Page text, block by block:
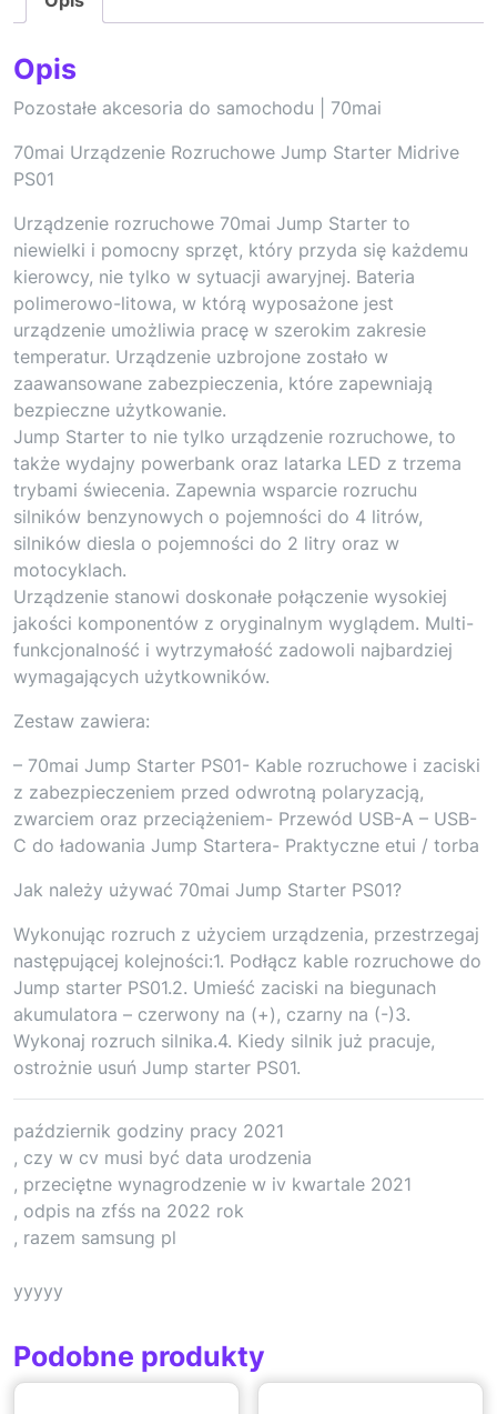
Opis
Pozostałe akcesoria do samochodu | 70mai
70mai Urządzenie Rozruchowe Jump Starter Midrive
PS01
Urządzenie rozruchowe 70mai Jump Starter to
niewielki i pomocny sprzęt, który przyda się każdemu
kierowcy, nie tylko w sytuacji awaryjnej. Bateria
polimerowo-litowa, w którą wyposażone jest
urządzenie umożliwia pracę w szerokim zakresie
temperatur. Urządzenie uzbrojone zostało w
zaawansowane zabezpieczenia, które zapewniają
bezpieczne użytkowanie.
Jump Starter to nie tylko urządzenie rozruchowe, to
także wydajny powerbank oraz latarka LED z trzema
trybami świecenia. Zapewnia wsparcie rozruchu
silników benzynowych o pojemności do 4 litrów,
silników diesla o pojemności do 2 litry oraz w
motocyklach.
Urządzenie stanowi doskonałe połączenie wysokiej
jakości komponentów z oryginalnym wyglądem. Multi-
funkcjonalność i wytrzymałość zadowoli najbardziej
wymagających użytkowników.
Zestaw zawiera:
– 70mai Jump Starter PS01- Kable rozruchowe i zaciski
z zabezpieczeniem przed odwrotną polaryzacją,
zwarciem oraz przeciążeniem- Przewód USB-A – USB-
C do ładowania Jump Startera- Praktyczne etui / torba
Jak należy używać 70mai Jump Starter PS01?
Wykonując rozruch z użyciem urządzenia, przestrzegaj
następującej kolejności:1. Podłącz kable rozruchowe do
Jump starter PS01.2. Umieść zaciski na biegunach
akumulatora – czerwony na (+), czarny na (-)3.
Wykonaj rozruch silnika.4. Kiedy silnik już pracuje,
ostrożnie usuń Jump starter PS01.
październik godziny pracy 2021
, czy w cv musi być data urodzenia
, przeciętne wynagrodzenie w iv kwartale 2021
, odpis na zfśs na 2022 rok
, razem samsung pl
yyyyy
Podobne produkty